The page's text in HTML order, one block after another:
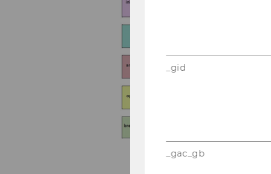
_gid
_gac_gb